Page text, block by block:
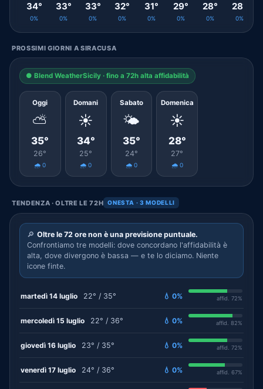
34°
0%
33°
0%
33°
0%
32°
0%
31°
0%
29°
0%
28°
0%
28°
0%
PROSSIMI GIORNI A SIRACUSA
● Blend WeatherSicily · fino a 72h alta affidabilità
Oggi
⛅
35°
26°
🌧️ 0
Domani
☀️
34°
25°
🌧️ 0
Sabato
🌤️
35°
24°
🌧️ 0
Domenica
☀️
28°
27°
🌧️ 0
TENDENZA · OLTRE LE 72H ONESTA · 3 MODELLI
🔎 Oltre le 72 ore non è una previsione puntuale.
Confrontiamo tre modelli: dove concordano l'affidabilità è
alta, dove divergono è bassa — e te lo diciamo. Niente
icone finte.
martedì 14 luglio 22° / 35° 💧 0% affid. 72%
mercoledì 15 luglio 22° / 36° 💧 0% affid. 82%
giovedì 16 luglio 23° / 35° 💧 0% affid. 72%
venerdì 17 luglio 24° / 36° 💧 0% affid. 67%